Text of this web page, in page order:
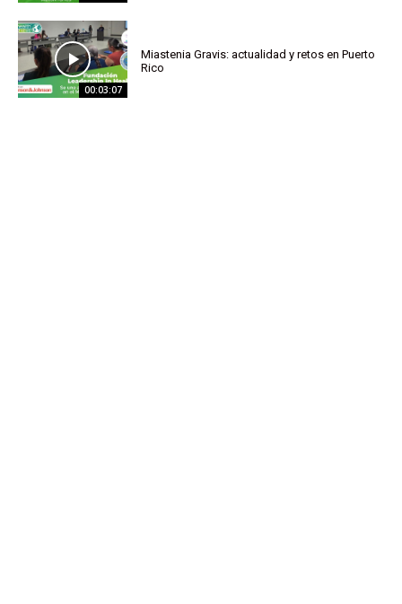
00:03:07
Miastenia Gravis: actualidad y retos en Puerto
Rico